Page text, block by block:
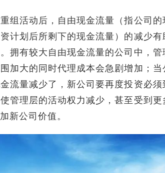
组活动后，自由现金流量（指公司的
计划后所剩下的现金流量）的减少有
拥有较大自由现金流量的公司中，管
加大的同时代理成本会急剧增加；当
流量减少了，新公司要再度投资必须
管理层的活动权力减少，甚至受到更
新公司价值。